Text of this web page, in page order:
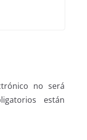
no será
están